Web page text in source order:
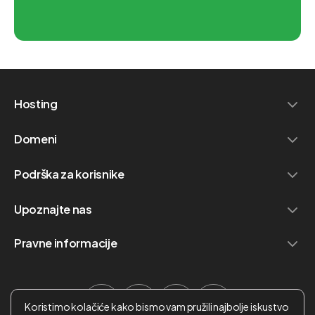
Hosting
Domeni
Podrška za korisnike
Upoznajte nas
Pravne informacije
Koristimo kolačiće kako bismo vam pružili najbolje iskustvo